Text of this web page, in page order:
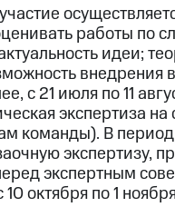
работы по
идеи;
внедрения
с 21 июля по 11
экспертиза
команды). В
экспертизу,
экспертным
10 октября по 1